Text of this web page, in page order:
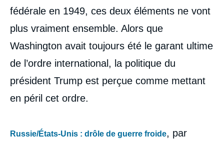
fédérale en 1949, ces deux éléments ne vont
plus vraiment ensemble. Alors que
Washington avait toujours été le garant ultime
de l’ordre international, la politique du
président Trump est perçue comme mettant
en péril cet ordre.
Russie/États-Unis : drôle de guerre froide, par